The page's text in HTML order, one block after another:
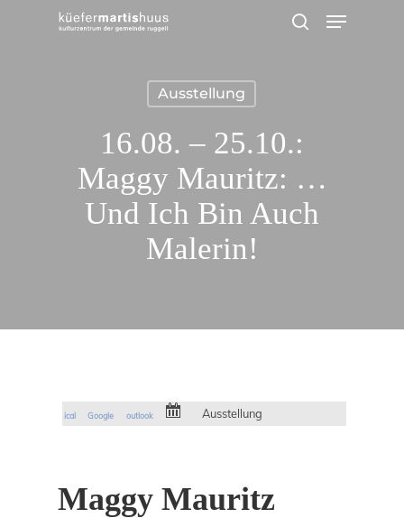
Menu
Ausstellung
16.08. – 25.10.:
Maggy Mauritz: …
Und Ich Bin Auch
Malerin!
ical Google outlook Ausstellung
Maggy Mauritz